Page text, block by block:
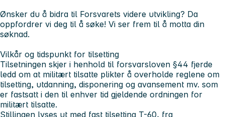
Ønsker du å bidra til Forsvarets videre utvikling? Da
oppfordrer vi deg til å søke! Vi ser frem til å motta din
søknad.
Vilkår og tidspunkt for tilsetting
Tilsetningen skjer i henhold til forsvarsloven §44 fjerde
ledd om at militært tilsatte plikter å overholde reglene om
tilsetting, utdanning, disponering og avansement mv. som
er fastsatt i den til enhver tid gjeldende ordningen for
militært tilsatte.
Stillingen lyses ut med fast tilsetting T-60, fra